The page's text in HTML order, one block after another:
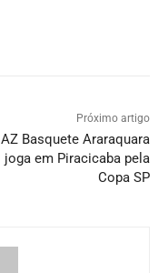
Próximo artigo
AZ Basquete Araraquara
joga em Piracicaba pela
Copa SP